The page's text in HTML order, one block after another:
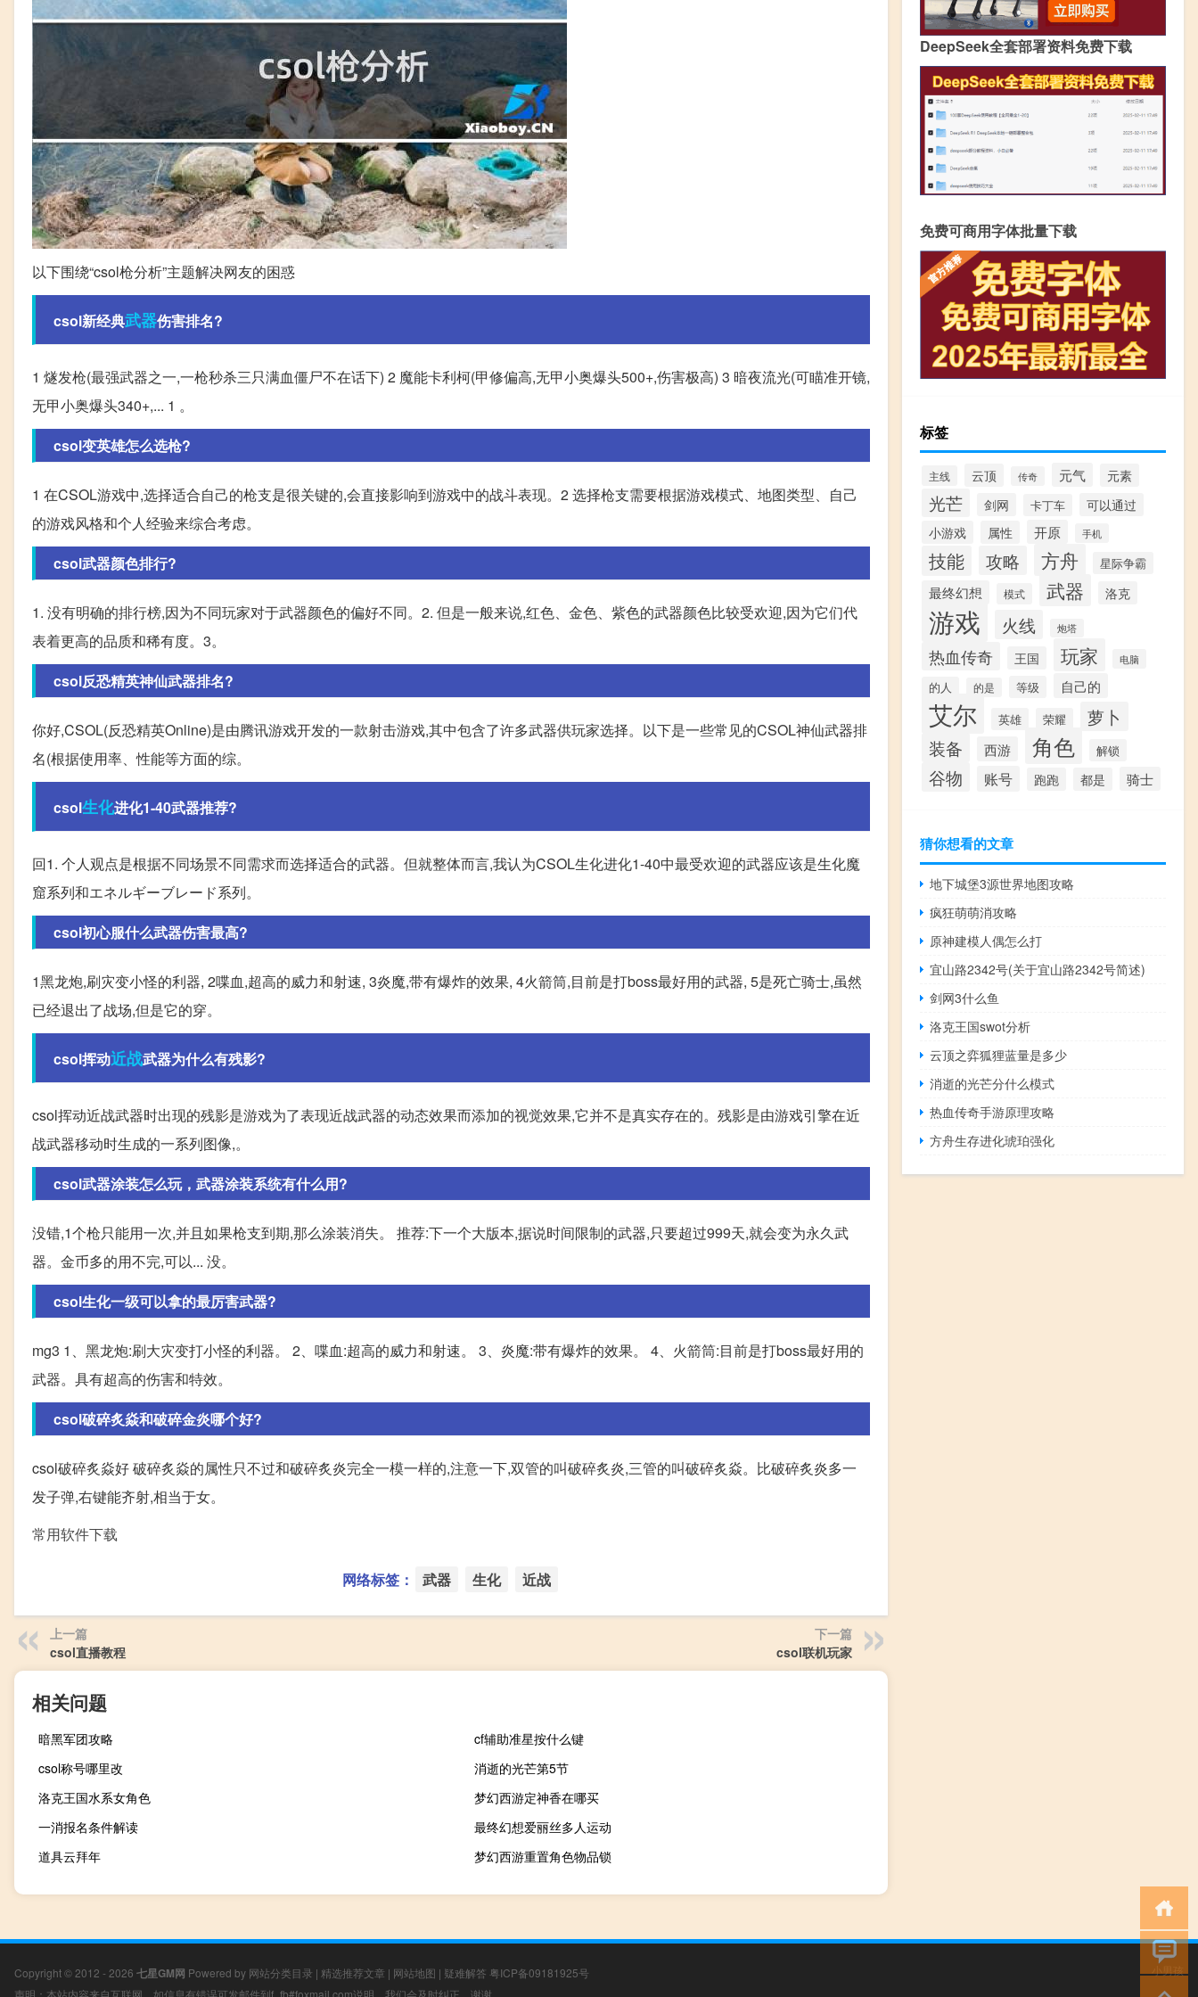
以下围绕“csol枪分析”主题解决网友的困惑
csol新经典武器伤害排名?
1 燧发枪(最强武器之一,一枪秒杀三只满血僵尸不在话下) 2 魔能卡利柯(甲修偏高,无甲小奥爆头500+,伤害极高) 3 暗夜流光(可瞄准开镜,
无甲小奥爆头340+,... 1 。
csol变英雄怎么选枪?
1 在CSOL游戏中,选择适合自己的枪支是很关键的,会直接影响到游戏中的战斗表现。2 选择枪支需要根据游戏模式、地图类型、自己
的游戏风格和个人经验来综合考虑。
csol武器颜色排行?
1. 没有明确的排行榜,因为不同玩家对于武器颜色的偏好不同。2. 但是一般来说,红色、金色、紫色的武器颜色比较受欢迎,因为它们代
表着更高的品质和稀有度。3。
csol反恐精英神仙武器排名?
你好,CSOL(反恐精英Online)是由腾讯游戏开发的一款射击游戏,其中包含了许多武器供玩家选择。以下是一些常见的CSOL神仙武器排
名(根据使用率、性能等方面的综。
csol生化进化1-40武器推荐?
回1. 个人观点是根据不同场景不同需求而选择适合的武器。但就整体而言,我认为CSOL生化进化1-40中最受欢迎的武器应该是生化魔
窟系列和エネルギーブレード系列。
csol初心服什么武器伤害最高?
1黑龙炮,刷灾变小怪的利器, 2喋血,超高的威力和射速, 3炎魔,带有爆炸的效果, 4火箭筒,目前是打boss最好用的武器, 5是死亡骑士,虽然
已经退出了战场,但是它的穿。
csol挥动近战武器为什么有残影?
csol挥动近战武器时出现的残影是游戏为了表现近战武器的动态效果而添加的视觉效果,它并不是真实存在的。残影是由游戏引擎在近
战武器移动时生成的一系列图像,。
csol武器涂装怎么玩，武器涂装系统有什么用?
没错,1个枪只能用一次,并且如果枪支到期,那么涂装消失。 推荐:下一个大版本,据说时间限制的武器,只要超过999天,就会变为永久武
器。金币多的用不完,可以... 没。
csol生化一级可以拿的最厉害武器?
mg3 1、黑龙炮:刷大灾变打小怪的利器。 2、喋血:超高的威力和射速。 3、炎魔:带有爆炸的效果。 4、火箭筒:目前是打boss最好用的
武器。具有超高的伤害和特效。
csol破碎炙焱和破碎金炎哪个好?
csol破碎炙焱好 破碎炙焱的属性只不过和破碎炙炎完全一模一样的,注意一下,双管的叫破碎炙炎,三管的叫破碎炙焱。比破碎炙炎多一
发子弹,右键能齐射,相当于女。
常用软件下载
网络标签： 武器 生化 近战
上一篇
csol直播教程
下一篇
csol联机玩家
相关问题
暗黑军团攻略
cf辅助准星按什么键
csol称号哪里改
消逝的光芒第5节
洛克王国水系女角色
梦幻西游定神香在哪买
一消报名条件解读
最终幻想爱丽丝多人运动
道具云拜年
梦幻西游重置角色物品锁
DeepSeek全套部署资料免费下载
免费可商用字体批量下载
标签
主线 云顶 传奇 元气 元素
光芒 剑网 卡丁车
可以通过
小游戏
属性 开原 手机
技能 攻略 方舟 星际争霸
最终幻想 模式 武器 洛克
游戏 火线 炮塔
热血传奇 王国 玩家 电脑
的人 的是 等级 自己的
艾尔 英雄 荣耀
萝卜
装备
西游 角色 解锁
谷物 账号 跑跑 都是 骑士
猜你想看的文章
地下城堡3源世界地图攻略
疯狂萌萌消攻略
原神建模人偶怎么打
宜山路2342号(关于宜山路2342号简述)
剑网3什么鱼
洛克王国swot分析
云顶之弈狐狸蓝量是多少
消逝的光芒分什么模式
热血传奇手游原理攻略
方舟生存进化琥珀强化
Copyright © 2012 - 2026 七星GM网 Powered by 网站分类目录 | 精选推荐文章 | 网站地图 | 疑难解答 粤ICP备09181925号
声明：本站内容来自互联网，如信息有错误可发邮件到f_fb#foxmail.com说明，我们会及时纠正，谢谢